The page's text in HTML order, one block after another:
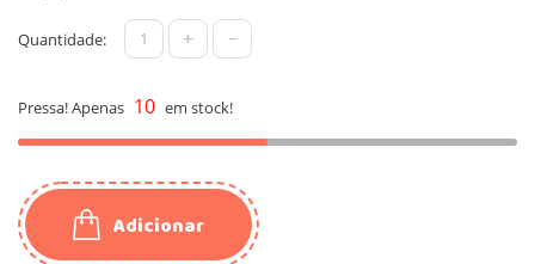
Quantidade: + -
Pressa! Apenas 10 em stock!
Adicionar